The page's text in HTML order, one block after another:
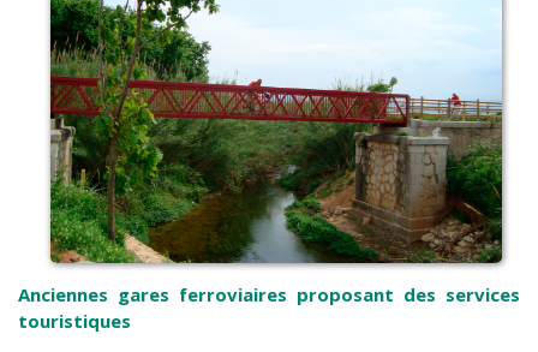
Anciennes gares ferroviaires proposant des services
touristiques